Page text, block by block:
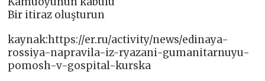
Bir itiraz oluşturun
kaynak:https://er.ru/activity/news/edinaya-
rossiya-napravila-iz-ryazani-gumanitarnuyu-
pomosh-v-gospital-kurska